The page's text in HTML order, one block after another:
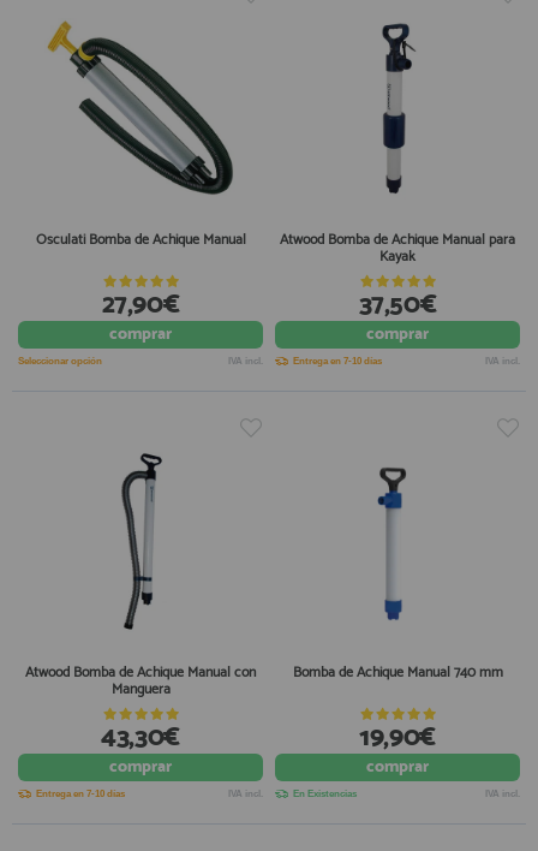
Osculati Bomba de Achique Manual
27,90€
comprar
Seleccionar opción IVA incl.
Atwood Bomba de Achique Manual para
Kayak
37,50€
comprar
Entrega en 7-10 días IVA incl.
Atwood Bomba de Achique Manual con
Manguera
43,30€
comprar
Entrega en 7-10 días IVA incl.
Bomba de Achique Manual 740 mm
19,90€
comprar
En Existencias IVA incl.